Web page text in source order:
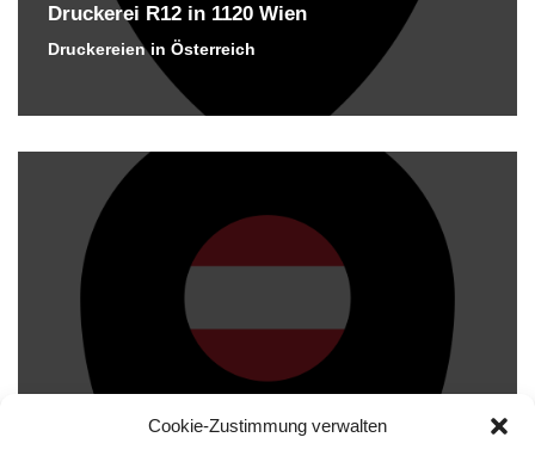
Cookie-Zustimmung verwalten
Druckerei R12 in 1120 Wien
Druckereien in Österreich